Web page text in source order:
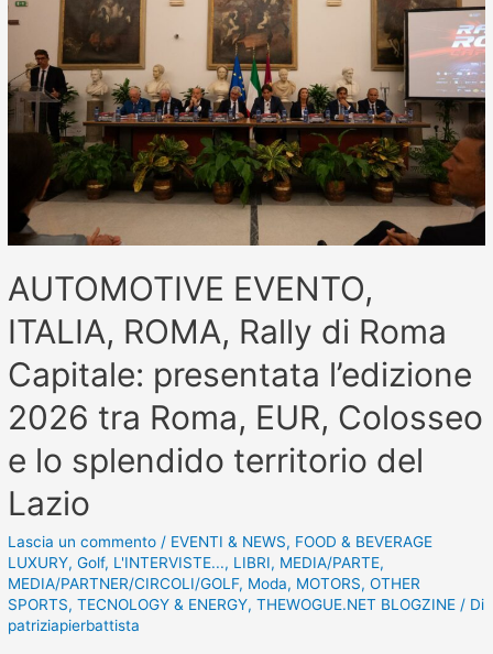
AUTOMOTIVE EVENTO,
ITALIA, ROMA, Rally di Roma
Capitale: presentata l’edizione
2026 tra Roma, EUR, Colosseo
e lo splendido territorio del
Lazio
Lascia un commento / EVENTI & NEWS, FOOD & BEVERAGE
LUXURY,Golf, L'INTERVISTE..., LIBRI, MEDIA/PARTE,
MEDIA/PARTNER/CIRCOLI/GOLF, Moda, MOTORS,OTHER
SPORTS,TECNOLOGY & ENERGY,THEWOGUE.NET BLOGZINE / Di
patriziapierbattista